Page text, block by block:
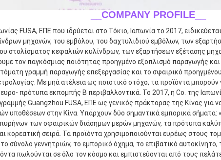
__COMPANY PROFILE__
FUSA, ΕΠΕ που ιδρύεται στο Τόκιο, Ιαπωνία το 2017,
μηχανών, του εμβόλου, του δαχτυλιδιού εμβόλων, των
στολίσματος κεφαλιών κυλίνδρων, των εξαρτήσεων εξέτασης
τον παγκόσμιας ποιότητας προηγμένο εξοπλισμό παραγωγής
γραμμή παραγωγής επεξεργασίας και το σφαιρικό
Με μηά ατέλεια ως ποιοτικό στόχο, τα προϊόντα
πρότυπα εκπομπής Β περιβαλλοντικά. Το 2017, η Co. της
Guangzhou FUSA, ΕΠΕ ως γενικός πράκτορας της Κίνας για
υποθέσεων στην Κίνα. Υπάρχουν δύο σημαντικά εμπορικά σήματα:
των σφαιρικών διάσημων μερών μηχανών, τα πρότυπα
κορεατική σειρά. Τα προϊόντα χρησιμοποιούνται ευρέως στους
σύνολο γεννητριών, το εμπορικό όχημα, το επιβατικό
πωλούνται σε όλο τον κόσμο και εμπιστεύονται από τους